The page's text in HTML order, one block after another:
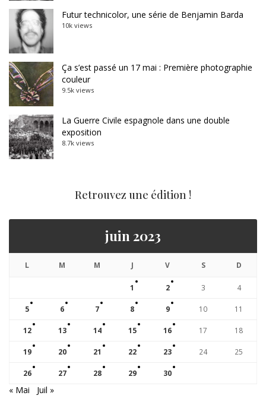
Futur technicolor, une série de Benjamin Barda
10k views
Ça s’est passé un 17 mai : Première photographie
couleur
9.5k views
La Guerre Civile espagnole dans une double
exposition
8.7k views
Retrouvez une édition !
juin 2023
L M M J V S D
1 2 3 4
5 6 7 8 9 10 11
12 13 14 15 16 17 18
19 20 21 22 23 24 25
26 27 28 29 30
« Mai Juil »